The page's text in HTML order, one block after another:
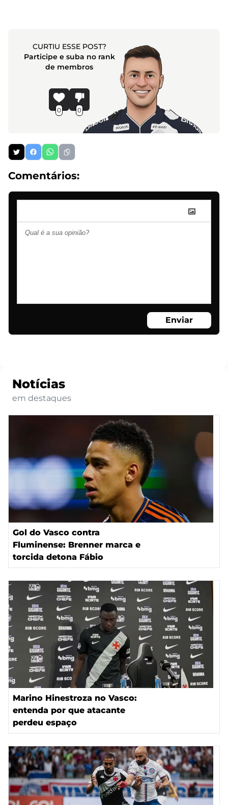
CURTIU ESSE POST?
Participe e suba no rank
de membros
0 0
Comentários:
Enviar
Notícias
em destaques
Gol do Vasco contra
Fluminense: Brenner marca e
torcida detona Fábio
Marino Hinestroza no Vasco:
entenda por que atacante
perdeu espaço